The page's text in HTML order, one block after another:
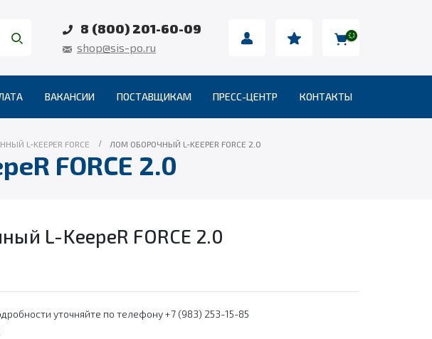
8 (800) 201-60-09
shop@sis-po.ru
ВАКАНСИИ ПОСТАВЩИКАМ ПРЕСС-ЦЕНТР КОНТАКТЫ
L-KEEPER FORCE ЛОМ ОБОРОЧНЫЙ L-KEEPER FORCE 2.0
FORCE 2.0
L-KeepeR FORCE 2.0
уточняйте по телефону +7 (983) 253-15-85